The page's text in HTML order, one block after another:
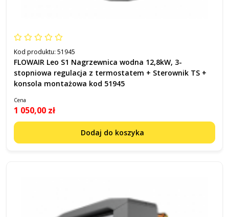
Kod produktu: 51945
FLOWAIR Leo S1 Nagrzewnica wodna 12,8kW, 3-
stopniowa regulacja z termostatem + Sterownik TS +
konsola montażowa kod 51945
Cena
1 050,00 zł
Dodaj do koszyka